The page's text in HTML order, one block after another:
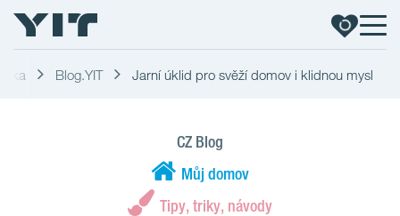
Blog.YIT Jarní úklid pro svěží domov i klidnou mysl
CZ Blog
Můj domov
Tipy, triky, návody